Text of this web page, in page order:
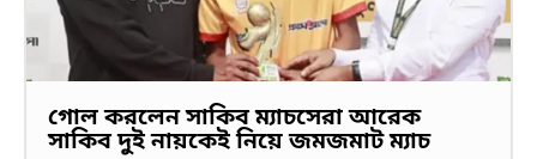
গোল করলেন সাকিব ম্যাচসেরা আরেক
সাকিব দুই নায়কেই নিয়ে জমজমাট ম্যাচ